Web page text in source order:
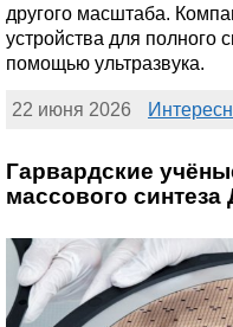
другого масштаба.
устройства для полного
помощью ультразвука.
22 июня 2026
Гарвардские
массового синтеза